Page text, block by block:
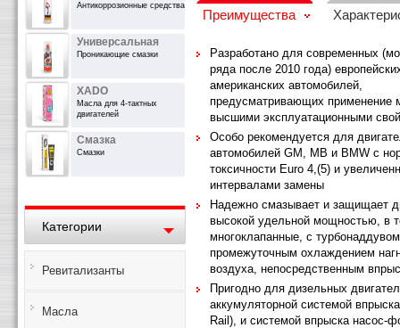
Антикоррозионные средства
Универсальная
Проникающие смазки
XADO
Масла для 4-тактных
двигателей
Смазка
Смазки
Категории
Ревитализанты
Масла
Преимущества
Разработано для современных
ряда после 2010 года)
американских автомобилей,
предусматривающих применение
высшими эксплуатационными
Особо рекомендуется для
автомобилей GM, MB и BMW c
токсичности Euro 4,(5) и
интервалами замены
Надежно смазывает и защищает
высокой удельной мощностью, в
многоклапанные, с
промежуточным охлаждением
воздуха, непосредственным
Пригодно для дизельных
аккумуляторной системой
Rail), и системой впрыска насос-